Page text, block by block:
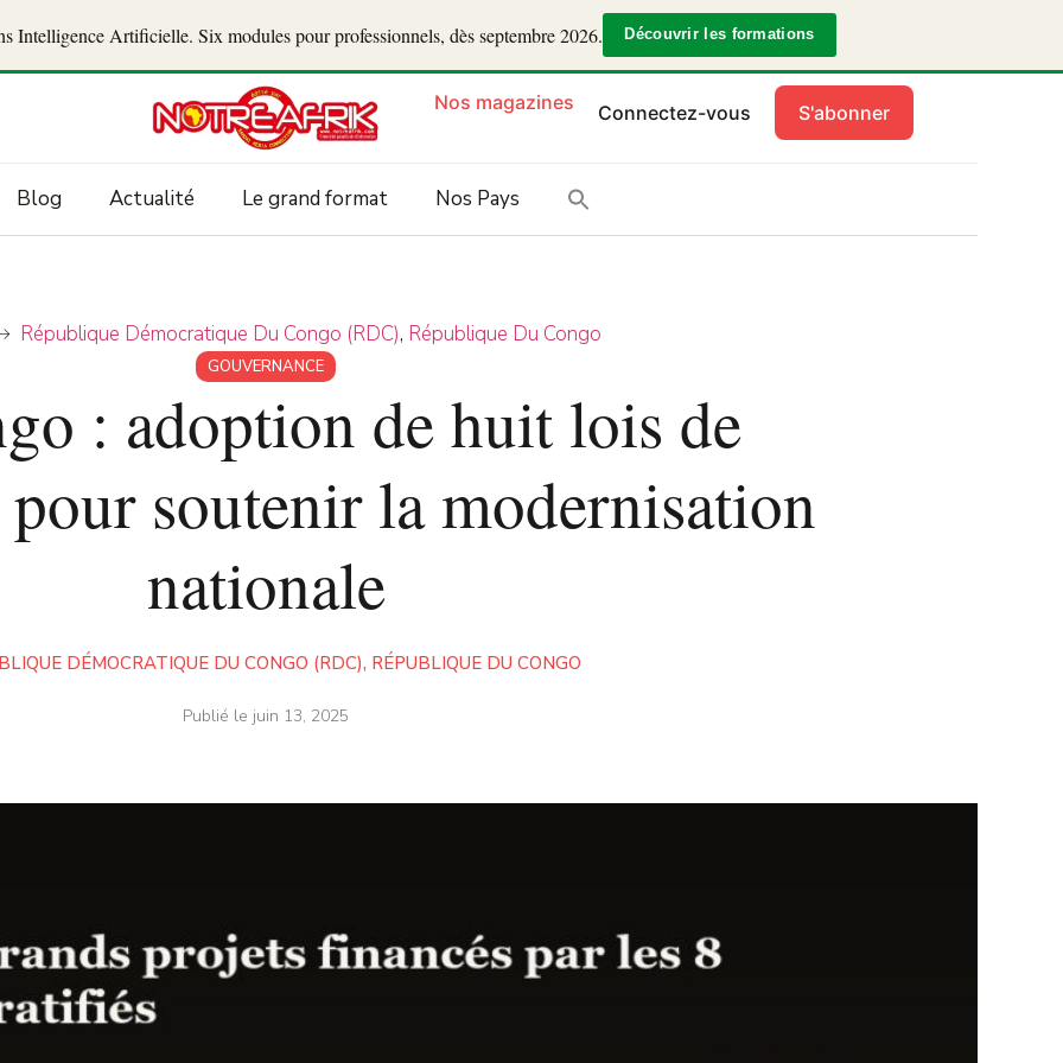
Artificielle. Six modules pour professionnels, dès septembre 2026. Découvrir les formations
Nos magazines Connectez-vous S'abonner
Blog Actualité Le grand format Nos Pays
République Démocratique Du Congo (RDC), République Du Congo
GOUVERNANCE
: adoption de huit lois de
soutenir la modernisation
nationale
DÉMOCRATIQUE DU CONGO (RDC), RÉPUBLIQUE DU CONGO
Publié le juin 13, 2025